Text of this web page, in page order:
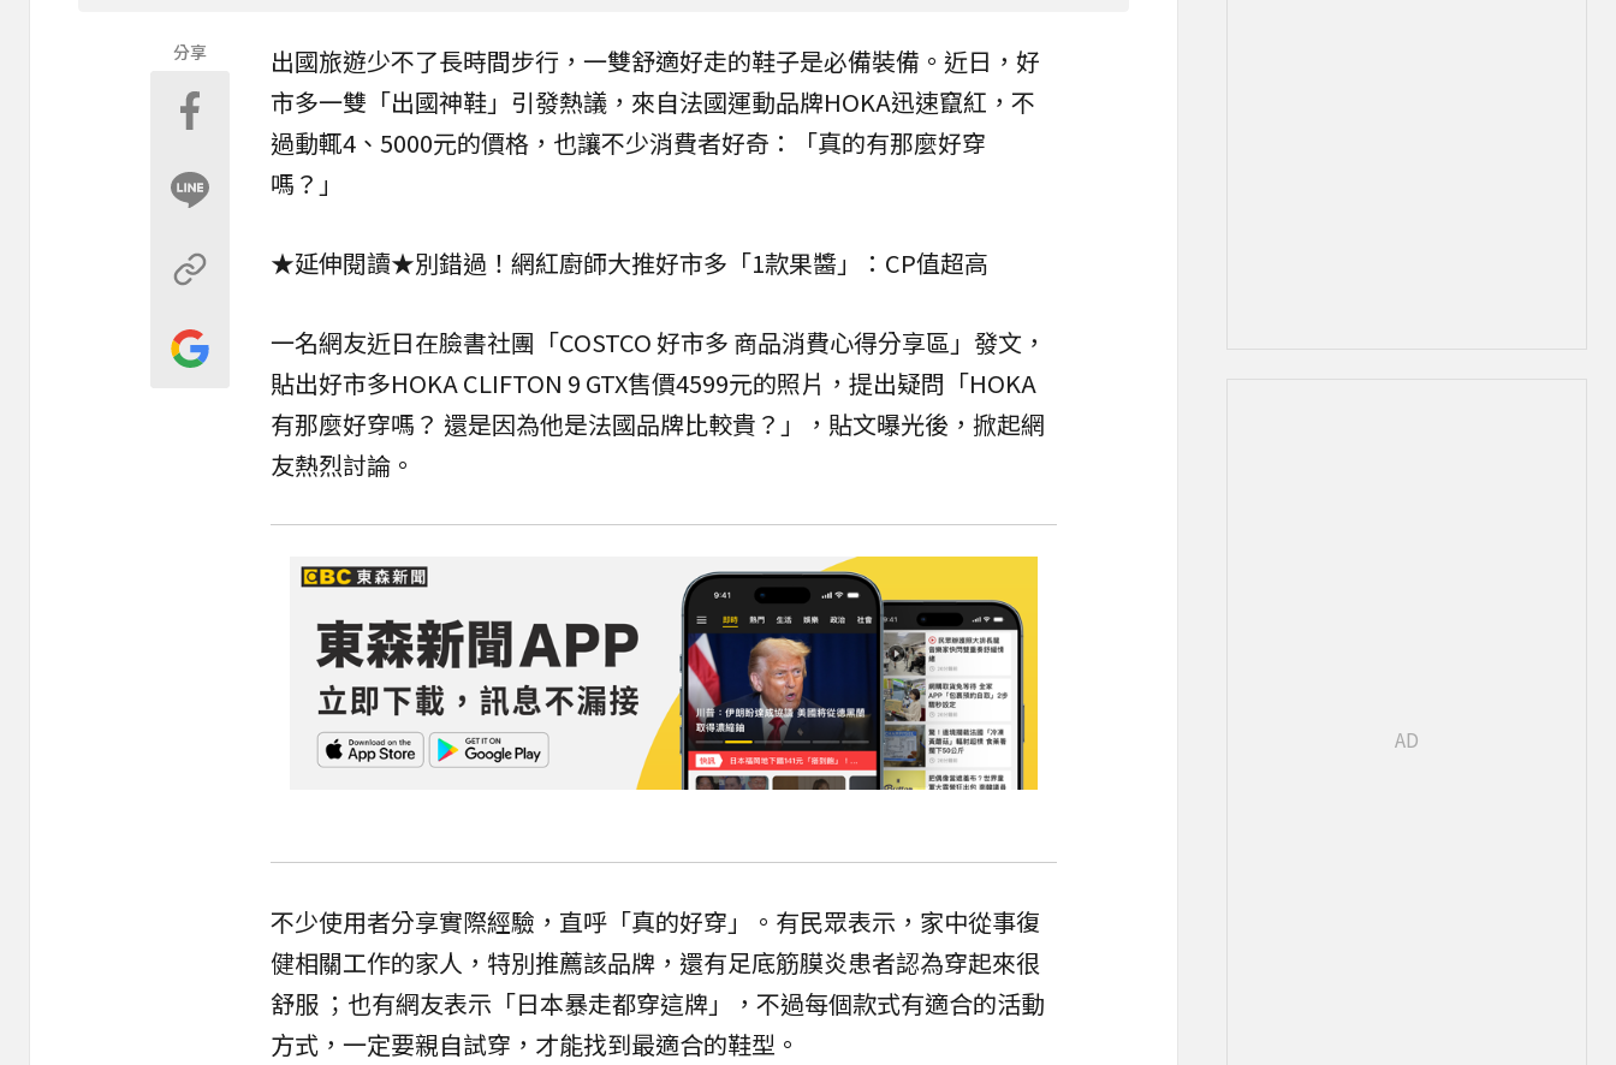
分享 出國旅遊少不了長時間步行，一雙舒適好走的鞋子是必備裝備。近日，好
市多一雙「出國神鞋」引發熱議，來自法國運動品牌HOKA迅速竄紅，不
過動輒4、5000元的價格，也讓不少消費者好奇：「真的有那麼好穿
嗎？」
★延伸閱讀★別錯過！網紅廚師大推好市多「1款果醬」：CP值超高
一名網友近日在臉書社團「COSTCO 好市多 商品消費心得分享區」發文，
貼出好市多HOKA CLIFTON 9 GTX售價4599元的照片，提出疑問「HOKA
有那麼好穿嗎？ 還是因為他是法國品牌比較貴？」，貼文曝光後，掀起網
友熱烈討論。
不少使用者分享實際經驗，直呼「真的好穿」。有民眾表示，家中從事復
健相關工作的家人，特別推薦該品牌，還有足底筋膜炎患者認為穿起來很
舒服 ；也有網友表示「日本暴走都穿這牌」，不過每個款式有適合的活動
方式，一定要親自試穿，才能找到最適合的鞋型。